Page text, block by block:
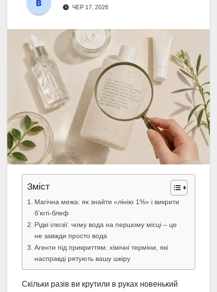
ЧЕР 17, 2026
Зміст
Магічна межа: як знайти «лінію 1%» і викрити
б’юті-блеф
Рідкі ілюзії: чому вода на першому місці – це
не завжди просто вода
Агенти під прикриттям: хімічні терміни, які
насправді рятують вашу шкіру
Скільки разів ви крутили в руках новенький